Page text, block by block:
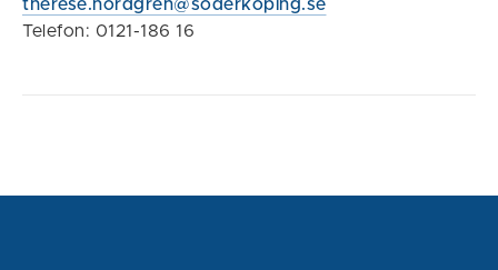
therese.nordgren@soderkoping.se
Telefon: 0121-186 16